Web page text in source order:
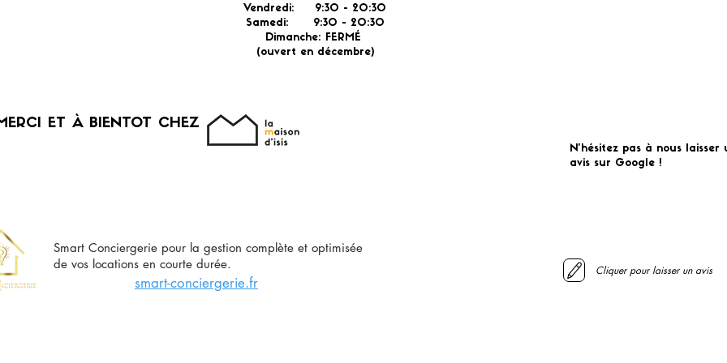
Vendredi: 9:30 - 20:30
Samedi: 9:30 - 20:30
Dimanche: FERMÉ
(ouvert en décembre)
ET À BIENTOT CHEZ
Smart Conciergerie pour la gestion complète et optimisée
de vos locations en courte durée.
smart-conciergerie.fr
N'hésitez pas à nous laisser
avis sur Google !
Cliquer pour laisser un avis